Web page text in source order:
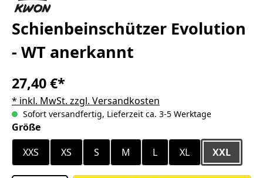
Schienbeinschützer Evolution
- WT anerkannt
27,40 €*
* inkl. MwSt. zzgl. Versandkosten
Sofort versandfertig, Lieferzeit ca. 3-5 Werktage
Größeauswählen
XXS
XS S M L XL XXL